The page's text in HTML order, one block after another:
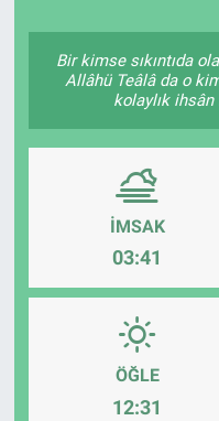
Bir kimse sıkıntıda
Allâhü Teâlâ da o
kolaylık
İMSAK
03:41
ÖĞLE
12:31
Bilecik
Kütahya
Genel